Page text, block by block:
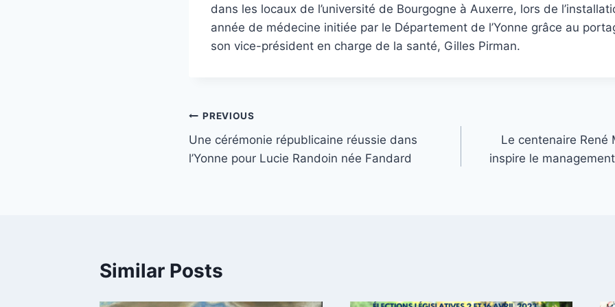
dans les locaux de l’université de Bourgogne à Auxerre, lors de
année de médecine initiée par le Département de l’Yonne grâce au
son vice-président en charge de la santé, Gilles Pirman.
Post
navigation
PREVIOUS
Une cérémonie républicaine réussie dans
l’Yonne pour Lucie Randoin née Fandard
Le centenaire René
inspire le
Similar Posts